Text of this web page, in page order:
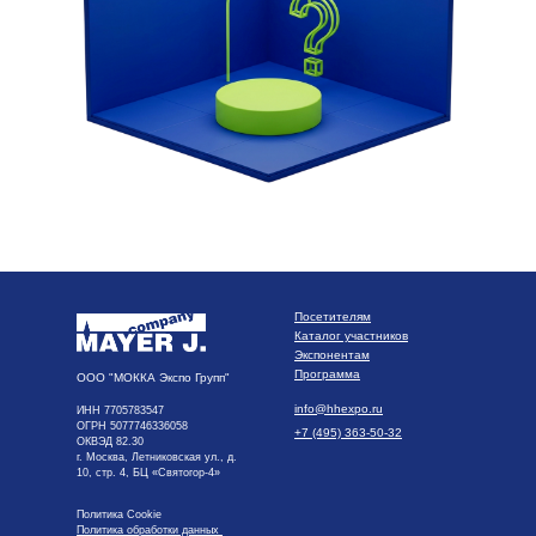
Политика Cookie
Политика обработки данных
ИНН 7705783547
ОГРН 5077746336058
ОКВЭД 82.30
г. Москва, Летниковская ул., д.
10, стр. 4, БЦ «Святогор-4»
info@hhexpo.ru
+7 (495) 363-50-32
ООО "МОККА Экспо Групп"
Посетителям
Каталог участников
Программа
Экспонентам